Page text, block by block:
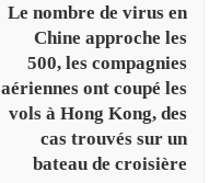
Le nombre de virus en
Chine approche les
500, les compagnies
aériennes ont coupé les
vols à Hong Kong, des
cas trouvés sur un
bateau de croisière